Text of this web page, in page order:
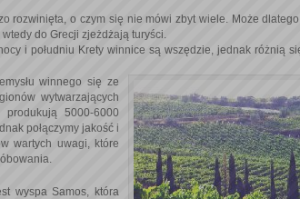
rozwinięta, o czym się nie mówi zbyt wiele. Może
do Grecji zjeżdżają turyści.
i południu Krety winnice są wszędzie, jednak różnią
winnego się ze
wytwarzających
5000-6000
połączymy jakość i
wartych uwagi, które
wyspa Samos, która